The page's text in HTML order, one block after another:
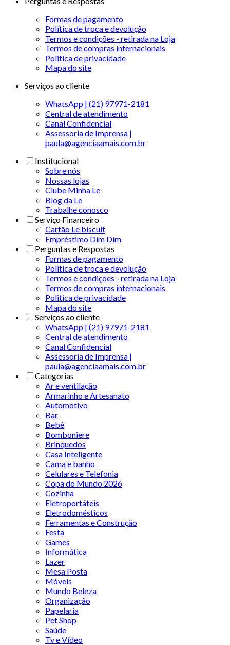
Formas de pagamento
Política de troca e devolução
Termos e condições - retirada na Loja
Termos de compras internacionais
Politica de privacidade
Mapa do site
Serviços ao cliente
WhatsApp | (21) 97971-2181
Central de atendimento
Canal Confidencial
Assessoria de Imprensa |
paula@agenciaamais.com.br
Institucional
Sobre nós
Nossas lojas
Clube Minha Le
Blog da Le
Trabalhe conosco
Serviço Financeiro
Cartão Le biscuit
Empréstimo Dim Dim
Perguntas e Respostas
Formas de pagamento
Política de troca e devolução
Termos e condições - retirada na Loja
Termos de compras internacionais
Politica de privacidade
Mapa do site
Serviços ao cliente
WhatsApp | (21) 97971-2181
Central de atendimento
Canal Confidencial
Assessoria de Imprensa |
paula@agenciaamais.com.br
Categorias
Ar e ventilação
Armarinho e Artesanato
Automotivo
Bar
Bebê
Bomboniere
Brinquedos
Casa Inteligente
Cama e banho
Celulares e Telefonia
Copa do Mundo 2026
Cozinha
Eletroportáteis
Eletrodomésticos
Ferramentas e Construção
Festa
Games
Informática
Lazer
Mesa Posta
Móveis
Mundo Beleza
Organização
Papelaria
Pet Shop
Saúde
Tv e Vídeo